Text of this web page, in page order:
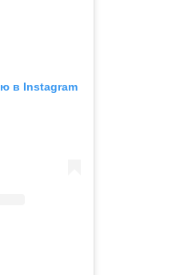
в Instagram